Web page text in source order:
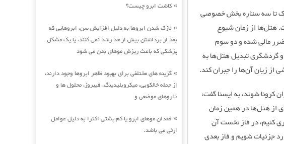
» کاشت ابرو چیست؟
» نازک شدن ابروها به دلیل افزایش سن، ابروهایی که
بعد از برداشتن بیش از حد رشد نمی کنند، یا یک مشکل
پزشکی که باعث ریزش موهای بدن می شود
» گزینه های مختلفی برای بهبود ظاهر ابروها وجود دارند،
از جمله خالکوبی، میکروبلیدینگ، فیبروز، محلول ها و
داروهای موضعی و
» فقدان موهای ابرو یا کم پشتی اکثرا به دلیل عوامل
ارثی می باشد.
یک تا سه ستاره بخش خصوصی
هتل‌ها از زمان شیوع
٩٩، متحمل ٨۵٠٠ میلیارد تومان ضرر مالی شده و دو سوم
گردشگری تبدیل هتل‌ها به
از زیان آن‌ها را جبران کند.
کرونا شوند، به ایسنا گفت:
از هتل‌ها در همین زمان
کنیم، در فاز نخست آن
جزئیات شویم و فاز بعدی